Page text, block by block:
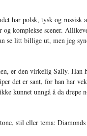
har polsk, tysk og russisk
komplekse scener.
se litt billige ut, men jeg
er den virkelig Sally. Han
det er sant, for han har
kunnet unngå å da drepe
stil eller tema: